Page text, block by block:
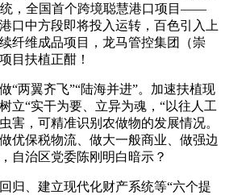
，全国首个跨境聪慧港口项目——
口中方段即将投入运转，百色引入上
纤维成品项目，龙马管控集团（崇
目扶植正酣！
两翼齐飞”“陆海并进”。加速扶植现
“实干为要、立异为魂，“以往人工
害，可精准识别农做物的发展情况。
优保税物流、做大一般商业、做强边
自治区党委陈刚明白暗示？
、建立现代化财产系统等“六个提